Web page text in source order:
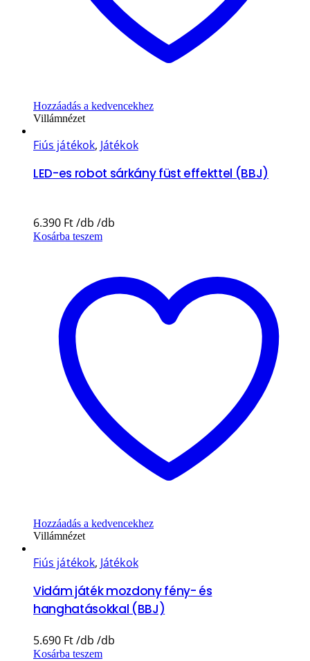
Hozzáadás a kedvencekhez
Villámnézet
Fiús játékok, Játékok
LED-es robot sárkány füst effekttel (BBJ)
6.390 Ft
Kosárba teszem
Hozzáadás a kedvencekhez
Villámnézet
Fiús játékok, Játékok
Vidám játék mozdony fény- és
hanghatásokkal (BBJ)
5.690 Ft
Kosárba teszem